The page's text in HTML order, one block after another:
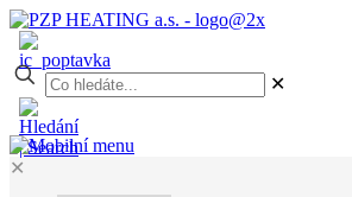
✕
✕